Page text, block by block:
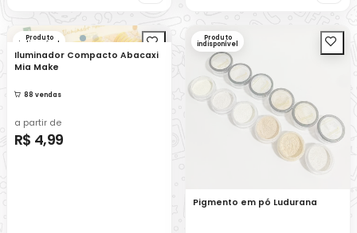
Produto
indisponível
Iluminador Compacto Abacaxi
Mia Make
88 vendas
a partir de
R$ 4,99
Produto
indisponível
Pigmento em pó Ludurana